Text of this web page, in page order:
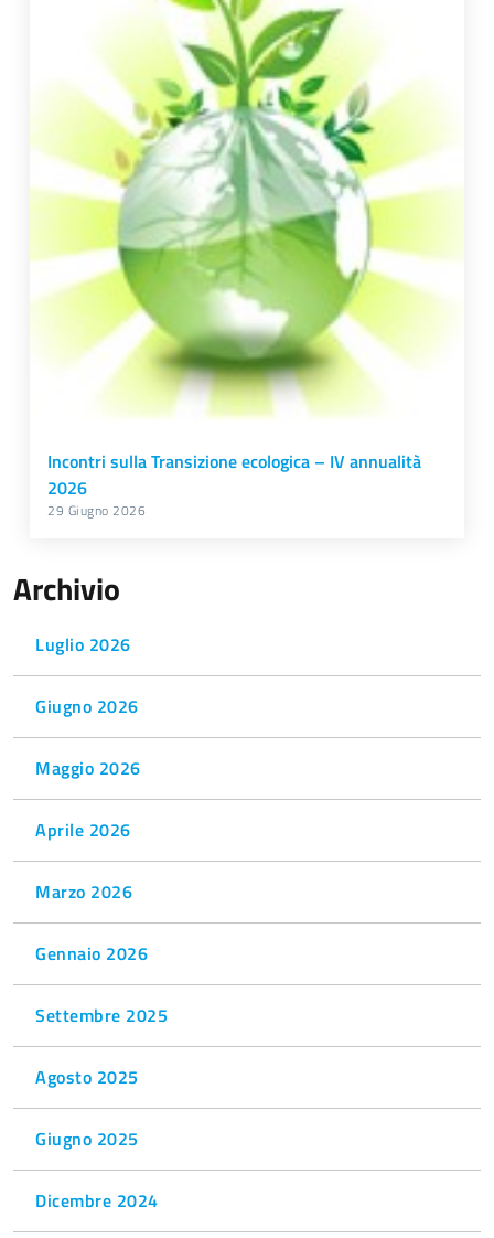
Incontri sulla Transizione ecologica – IV annualità
2026
29 Giugno 2026
Archivio
Luglio 2026
Giugno 2026
Maggio 2026
Aprile 2026
Marzo 2026
Gennaio 2026
Settembre 2025
Agosto 2025
Giugno 2025
Dicembre 2024